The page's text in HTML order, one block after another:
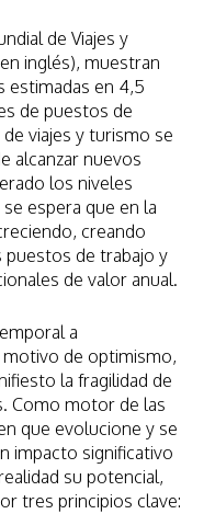
de Viajes y
inglés), muestran
estimadas en 4,5
de puestos de
viajes y turismo se
alcanzar nuevos
los niveles
espera que en la
creando
puestos de trabajo y
de valor anual.
a
de optimismo,
la fragilidad de
Como motor de las
que evolucione y se
impacto significativo
su potencial,
tres principios clave: